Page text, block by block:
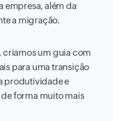
empresa, além da
a migração.
criamos um guia com
para uma transição
produtividade e
forma muito mais